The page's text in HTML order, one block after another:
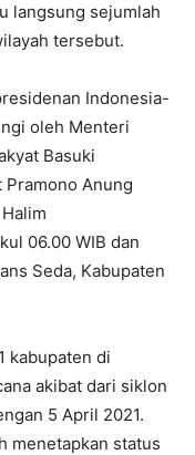
langsung sejumlah
tersebut.
Indonesia-
oleh Menteri
Basuki
Anung
06.00 WIB dan
Seda, Kabupaten
kabupaten di
akibat dari siklon
5 April 2021.
menetapkan status